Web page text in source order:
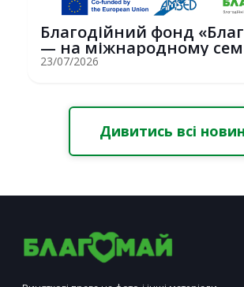
Благодійний фонд
— на міжнародному
Erasmus+ у С...
23/07/2026
Дивитись всі